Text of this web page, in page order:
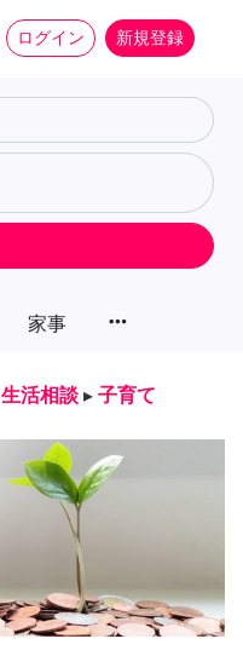
ログイン 新規登録
家事 more_horiz
生活相談 ▸ 子育て